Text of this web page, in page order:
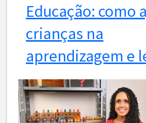
Educação: como
crianças na
aprendizagem e